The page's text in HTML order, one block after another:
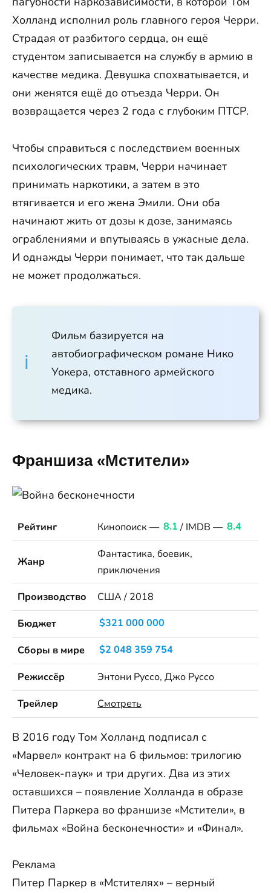
Холланд исполнил роль главного героя Черри.
Страдая от разбитого сердца, он ещё
студентом записывается на службу в армию в
качестве медика. Девушка спохватывается, и
они женятся ещё до отъезда Черри. Он
возвращается через 2 года с глубоким ПТСР.
Чтобы справиться с последствием военных
психологических травм, Черри начинает
принимать наркотики, а затем в это
втягивается и его жена Эмили. Они оба
начинают жить от дозы к дозе, занимаясь
ограблениями и впутываясь в ужасные дела.
И однажды Черри понимает, что так дальше
не может продолжаться.
Фильм базируется на
автобиографическом романе Нико
Уокера, отставного армейского
медика.
Франшиза «Мстители»
Рейтинг Кинопоиск — 8.1 / IMDB — 8.4
Жанр
Фантастика, боевик,
приключения
Производство
США / 2018
Бюджет
$321 000 000
Сборы в мире
$2 048 359 754
Режиссёр
Энтони Руссо, Джо Руссо
Трейлер
Смотреть
В 2016 году Том Холланд подписал с
«Марвел» контракт на 6 фильмов: трилогию
«Человек-паук» и три других. Два из этих
оставшихся – появление Холланда в образе
Питера Паркера во франшизе «Мстители», в
фильмах «Война бесконечности» и «Финал».
Реклама
Питер Паркер в «Мстителях» – верный